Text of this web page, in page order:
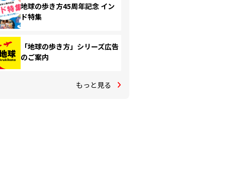
地球の歩き方45周年記念 イン
ド特集
「地球の歩き方」シリーズ広告
のご案内
もっと見る